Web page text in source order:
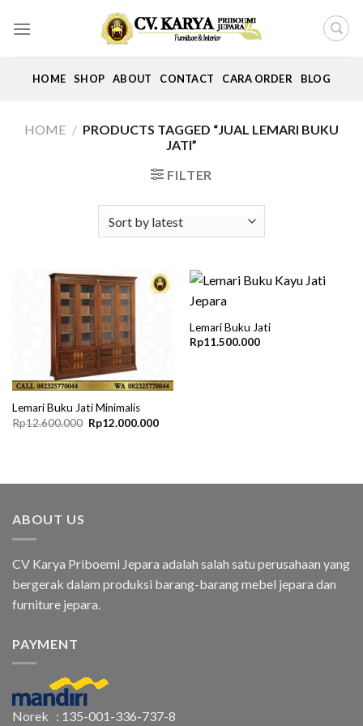
HOME SHOP ABOUT CONTACT CARA ORDER BLOG
HOME / PRODUCTS TAGGED “JUAL LEMARI BUKU
JATI”
FILTER
Lemari Buku Jati Minimalis
Rp12.600.000 Original
price
Rp12.000.000Current
Lemari Buku Jati
Rp11.500.000
ABOUT US
CV Karya Priboemi Jepara adalah salah satu perusahaan yang
bergerak dalam produksi barang-barang mebel jepara dan
furniture jepara.
PAYMENT
Norek : 135-001-336-737-8